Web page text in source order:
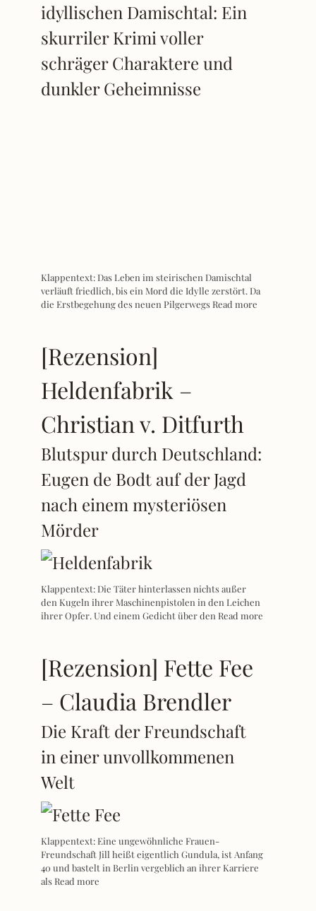
idyllischen Damischtal: Ein
skurriler Krimi voller
schräger Charaktere und
dunkler Geheimnisse
Klappentext: Das Leben im steirischen Damischtal
verläuft friedlich, bis ein Mord die Idylle zerstört. Da
die Erstbegehung des neuen Pilgerwegs Read more
[Rezension]
Heldenfabrik –
Christian v. Ditfurth
Blutspur durch Deutschland:
Eugen de Bodt auf der Jagd
nach einem mysteriösen
Mörder
Klappentext: Die Täter hinterlassen nichts außer
den Kugeln ihrer Maschinenpistolen in den Leichen
ihrer Opfer. Und einem Gedicht über den Read more
[Rezension] Fette Fee
– Claudia Brendler
Die Kraft der Freundschaft
in einer unvollkommenen
Welt
Klappentext: Eine ungewöhnliche Frauen-
Freundschaft Jill heißt eigentlich Gundula, ist Anfang
40 und bastelt in Berlin vergeblich an ihrer Karriere
als Read more